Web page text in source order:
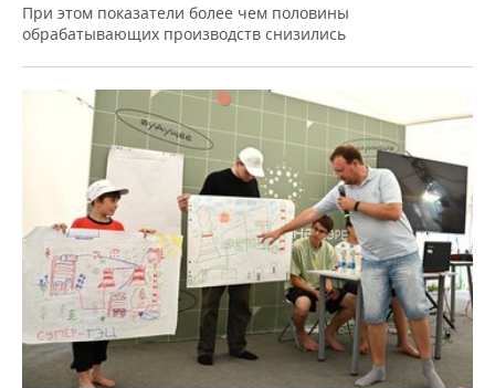
При этом показатели более чем половины
обрабатывающих производств снизились